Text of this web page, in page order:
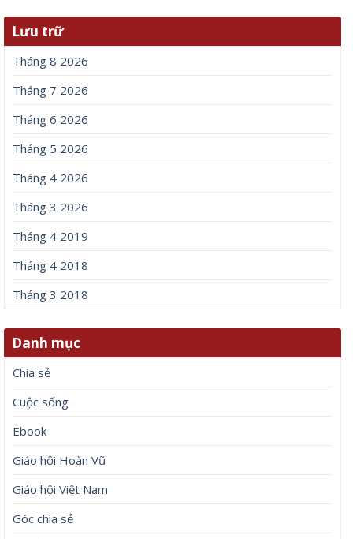
Lưu trữ
Tháng 8 2026
Tháng 7 2026
Tháng 6 2026
Tháng 5 2026
Tháng 4 2026
Tháng 3 2026
Tháng 4 2019
Tháng 4 2018
Tháng 3 2018
Danh mục
Chia sẻ
Cuộc sống
Ebook
Giáo hội Hoàn Vũ
Giáo hội Việt Nam
Góc chia sẻ